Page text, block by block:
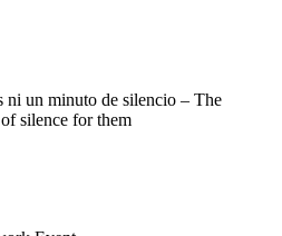
ni un minuto de silencio – The
silence for them